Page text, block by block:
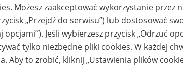
16. ZUS Oddział w Lublinie
17. ZUS I Oddział w Łodzi
18. ZUS II Oddział w Łodzi
Możesz zaakceptować wykorzystanie przez
„Przejdź do serwisu”) lub dostosować
opcjami”). Jeśli wybierzesz przycisk „Odrzuć
tylko niezbędne pliki cookies. W każdej
Aby to zrobić, kliknij „Ustawienia plików